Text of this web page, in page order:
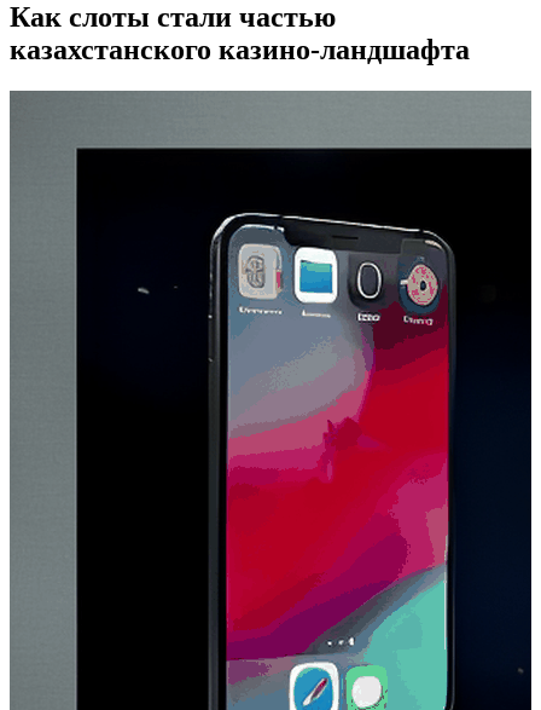
Как слоты стали частью
казахстанского казино-ландшафта